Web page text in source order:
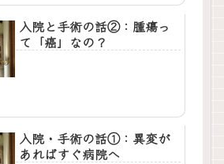
入院と手術の話②：腫瘍っ
て「癌」なの？
入院・手術の話①：異変が
あればすぐ病院へ